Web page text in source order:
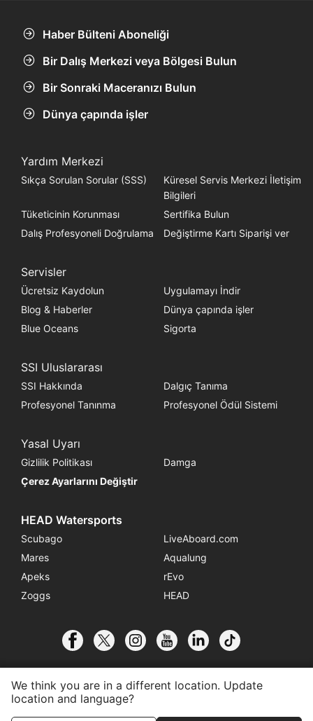
Haber Bülteni Aboneliği
Bir Dalış Merkezi veya Bölgesi Bulun
Bir Sonraki Maceranızı Bulun
Dünya çapında işler
Yardım Merkezi
Sıkça Sorulan Sorular (SSS)
Küresel Servis Merkezi İletişim
Bilgileri
Tüketicinin Korunması
Sertifika Bulun
Dalış Profesyoneli Doğrulama
Değiştirme Kartı Siparişi ver
Servisler
Ücretsiz Kaydolun
Uygulamayı İndir
Blog & Haberler
Dünya çapında işler
Blue Oceans
Sigorta
SSI Uluslararası
SSI Hakkında
Dalgıç Tanıma
Profesyonel Tanınma
Profesyonel Ödül Sistemi
Yasal Uyarı
Gizlilik Politikası
Damga
Çerez Ayarlarını Değiştir
HEAD Watersports
Scubago
LiveAboard.com
Mares
Aqualung
Apeks
rEvo
Zoggs
HEAD
We think you are in a different location. Update
location and language?